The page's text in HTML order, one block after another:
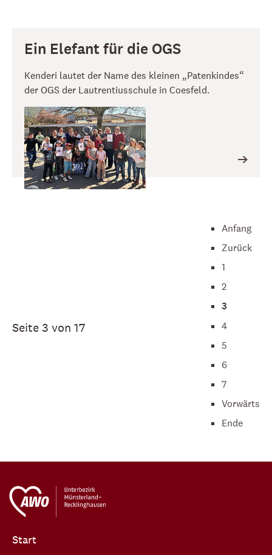
Ein Elefant für die OGS
Kenderi lautet der Name des kleinen „Patenkindes“
der OGS der Lautrentiusschule in Coesfeld.
Seite 3 von 17
Anfang
Zurück
1
2
3
4
5
6
7
Vorwärts
Ende
Start